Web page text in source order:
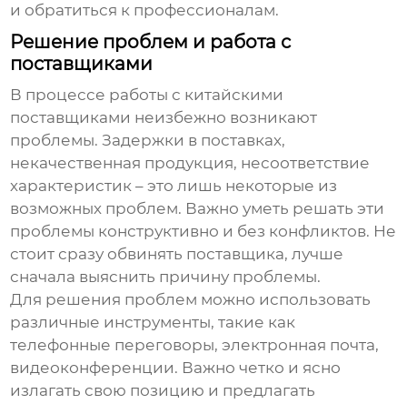
и обратиться к профессионалам.
Решение проблем и работа с
поставщиками
В процессе работы с китайскими
поставщиками неизбежно возникают
проблемы. Задержки в поставках,
некачественная продукция, несоответствие
характеристик – это лишь некоторые из
возможных проблем. Важно уметь решать эти
проблемы конструктивно и без конфликтов. Не
стоит сразу обвинять поставщика, лучше
сначала выяснить причину проблемы.
Для решения проблем можно использовать
различные инструменты, такие как
телефонные переговоры, электронная почта,
видеоконференции. Важно четко и ясно
излагать свою позицию и предлагать